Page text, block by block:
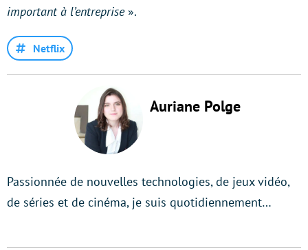
important à l’entreprise».
Netflix
Auriane Polge
Passionnée de nouvelles technologies, de jeux vidéo,
de séries et de cinéma, je suis quotidiennement…